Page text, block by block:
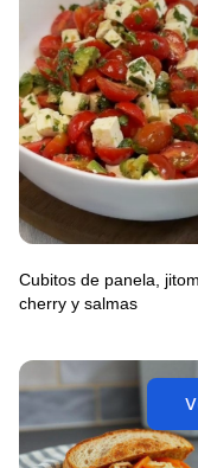
Cubitos de panela,
cherry y salmas